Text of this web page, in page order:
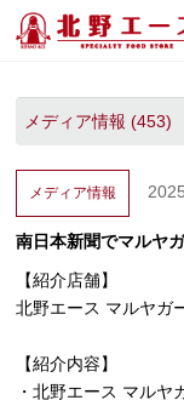
メディア情報
南日本新聞でマルヤ
【紹介店舗】
北野エース マルヤガ
【紹介内容】
・北野エース マルヤ